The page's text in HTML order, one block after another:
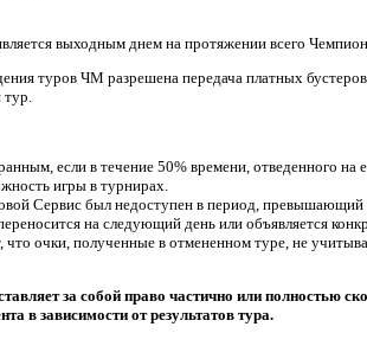
выходным днем на протяжении всего
туров ЧМ разрешена передача платных
тур.
если в течение 50% времени, отведенного на
игры в турнирах.
Сервис был недоступен в период, превышающий
на следующий день или объявляется
что очки, полученные в отмененном туре, не
за собой право частично или полностью
в зависимости от результатов тура.